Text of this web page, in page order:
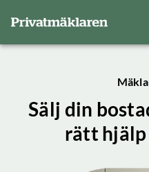
Sälj din
rätt hjälp